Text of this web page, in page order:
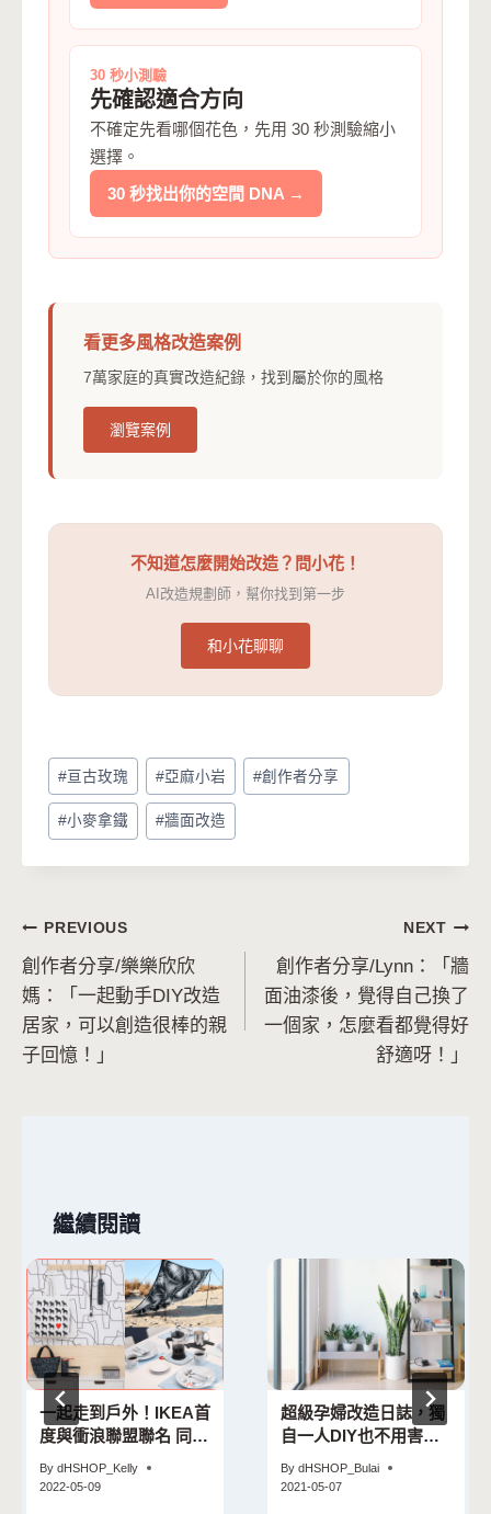
30 秒小測驗
先確認適合方向
不確定先看哪個花色，先用 30 秒測驗縮小
選擇。
30 秒找出你的空間 DNA →
看更多風格改造案例
7萬家庭的真實改造紀錄，找到屬於你的風格
瀏覽案例
不知道怎麼開始改造？問小花！
AI改造規劃師，幫你找到第一步
和小花聊聊
Post
Tags:
#亘古玫瑰 #亞麻小岩 #創作者分享
#小麥拿鐵 #牆面改造
文
章
導
覽
PREVIOUS
創作者分享/樂樂欣欣
媽：「一起動手DIY改造
居家，可以創造很棒的親
子回憶！」
NEXT
創作者分享/Lynn：「牆
面油漆後，覺得自己換了
一個家，怎麼看都覺得好
舒適呀！」
繼續閱讀
一起走到戶外！IKEA首
度與衝浪聯盟聯名 同步
列
By dHSHOP_Kelly
2022-05-09
超級孕婦改造日誌，獨
自一人DIY也不用害怕
By dHSHOP_Bulai
2021-05-07